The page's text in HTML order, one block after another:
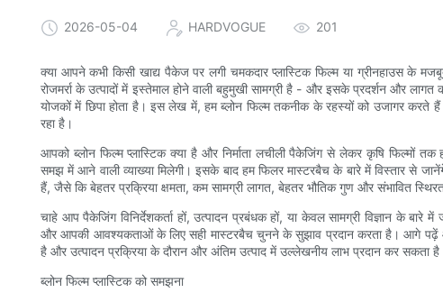
2026-05-04 HARDVOGUE 201
क्या आपने कभी किसी खाद्य पैकेज पर लगी चमकदार प्लास्टिक फिल्म या ग्रीनहाउस के
रोजमर्रा के उत्पादों में इस्तेमाल होने वाली बहुमुखी सामग्री है - और इसके प्रदर्शन और
योजकों में छिपा होता है। इस लेख में, हम ब्लोन फिल्म तकनीक के रहस्यों को उजागर करते
रहा है।
आपको ब्लोन फिल्म प्लास्टिक क्या है और निर्माता लचीली पैकेजिंग से लेकर कृषि फिल्मों
समझ में आने वाली व्याख्या मिलेगी। इसके बाद हम फिलर मास्टरबैच के बारे में विस्तार से
हैं, जैसे कि बेहतर प्रक्रिया क्षमता, कम सामग्री लागत, बेहतर भौतिक गुण और संभावित
चाहे आप पैकेजिंग विनिर्देशकर्ता हों, उत्पादन प्रबंधक हों, या केवल सामग्री विज्ञान के
और आपकी आवश्यकताओं के लिए सही मास्टरबैच चुनने के सुझाव प्रदान करता है। आगे पढ़ें
है और उत्पादन प्रक्रिया के दौरान और अंतिम उत्पाद में उल्लेखनीय लाभ प्रदान कर सकता
ब्लोन फिल्म प्लास्टिक को समझना